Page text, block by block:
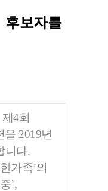
후보자를
4회
2019년
니다.
가족’의
’,